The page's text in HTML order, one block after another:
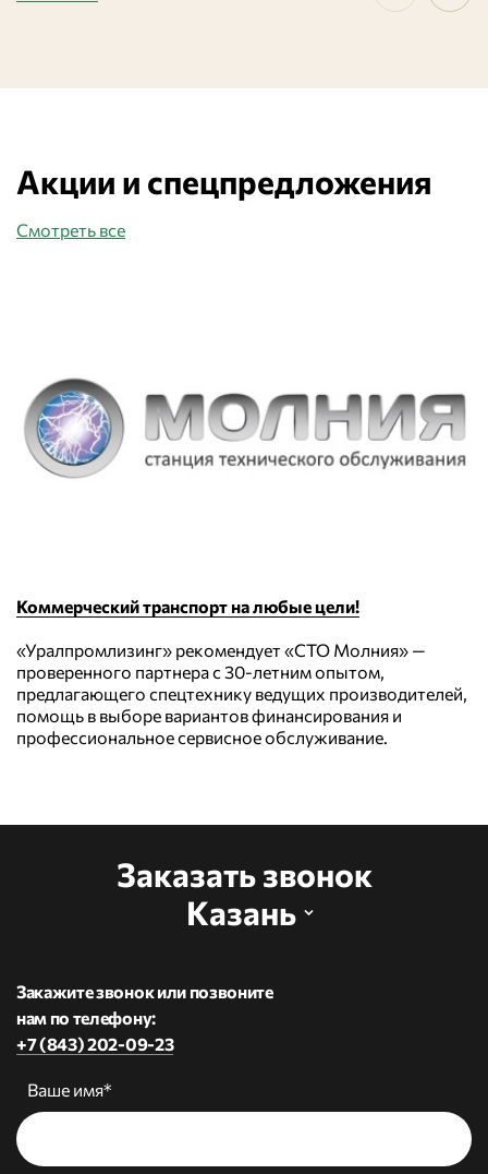
Акции и спецпредложения
Смотреть все
Коммерческий транспорт на любые цели!
«Уралпромлизинг» рекомендует «СТО Молния» —
проверенного партнера с 30-летним опытом,
предлагающего спецтехнику ведущих производителей,
помощь в выборе вариантов финансирования и
профессиональное сервисное обслуживание.
Заказать звонок
Казань
Закажите звонок или позвоните
нам по телефону:
+7 (843) 202-09-23
Ваше имя*